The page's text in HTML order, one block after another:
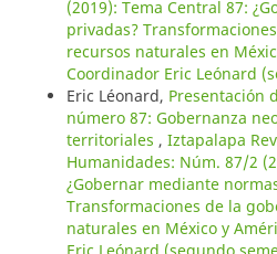
(2019): Tema Central 87:
privadas?
recursos naturales en
Coordinador Eric Leónard
Eric Léonard, Presentación
número 87: Gobernanza
territoriales , Iztapalapa
Humanidades: Núm. 87/2
¿Gobernar mediante
Transformaciones de la
naturales en México y